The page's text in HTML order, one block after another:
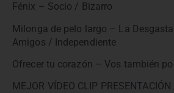
Fénix – Socio / Bizarro
Milonga de pelo largo – La
Amigos / Independiente
Ofrecer tu corazón – Vos también
MEJOR VÍDEO CLIP